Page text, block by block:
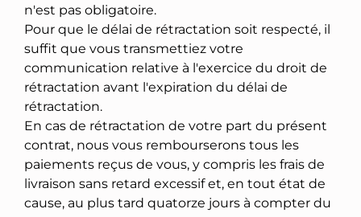
n'est pas obligatoire.
Pour que le délai de rétractation soit respecté, il
suffit que vous transmettiez votre
communication relative à l'exercice du droit de
rétractation avant l'expiration du délai de
rétractation.
En cas de rétractation de votre part du présent
contrat, nous vous rembourserons tous les
paiements reçus de vous, y compris les frais de
livraison sans retard excessif et, en tout état de
cause, au plus tard quatorze jours à compter du